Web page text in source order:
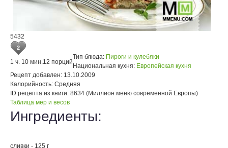
5432
2
1 ч. 10 мин.12 порций
Тип блюда: Пироги и кулебяки
Национальная кухня: Европейская кухня
Рецепт добавлен: 13.10.2009
Калорийность: Средняя
ID рецепта из книги: 8634 (Миллион меню современной Европы)
Таблица мер и весов
Ингредиенты:
сливки - 125 г